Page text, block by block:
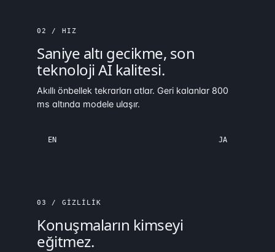
02 / HIZ
Saniye altı gecikme, son
teknoloji AI kalitesi.
Akıllı önbellek tekrarları atlar. Geri kalanlar 800
ms altında modele ulaşır.
EN JA
03 / GIZLILIK
Konuşmaların kimseyi
eğitmez.